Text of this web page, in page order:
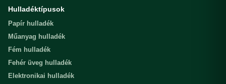
Hulladéktípusok
Papír hulladék
Műanyag hulladék
Fém hulladék
Fehér üveg hulladék
Elektronikai hulladék